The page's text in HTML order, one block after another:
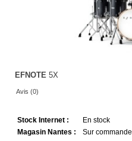
EFNOTE 5X
Avis (0)
Stock Internet :
En stock
Magasin Nantes :
Sur commande